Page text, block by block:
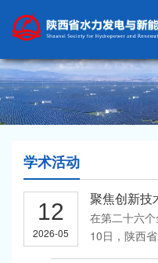
学术活动
12
2026-05
在第二十六
10日，陕西